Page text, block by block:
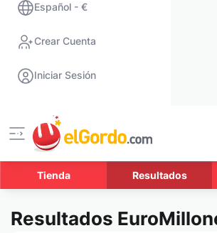
Español - €
Crear Cuenta
Iniciar Sesión
Tienda Resultados
Resultados